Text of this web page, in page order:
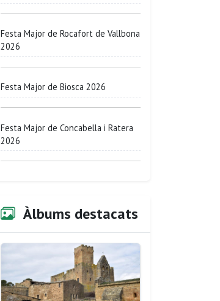
Festa Major de Rocafort de Vallbona
2026
Festa Major de Biosca 2026
Festa Major de Concabella i Ratera
2026
Àlbums destacats